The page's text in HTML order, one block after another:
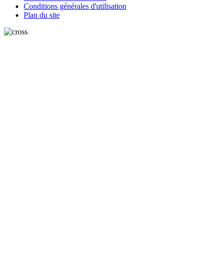
Conditions générales d'utilisation
Plan du site